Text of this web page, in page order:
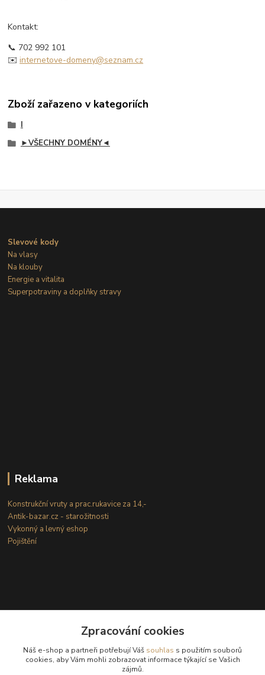
Kontakt:
📞 702 992 101
✉️internetove-domeny@seznam.cz
Zboží zařazeno v kategoriích
I
►VŠECHNY DOMÉNY◄
Slevové kody
Na vlasy
Na klouby
Energie a vitalita
Superpotraviny a doplňky stravy
Reklama
Konstrukční vruty a prac.rukavice za 14,-
Antik-bazar.cz - starožitnosti
Vykonný a levný eshop
Pojištění
Kontakty
Zpracování cookies
Náš e-shop a partneři potřebují Váš souhlas s použitím souborů
cookies, aby Vám mohli zobrazovat informace týkající se Vašich
zájmů.